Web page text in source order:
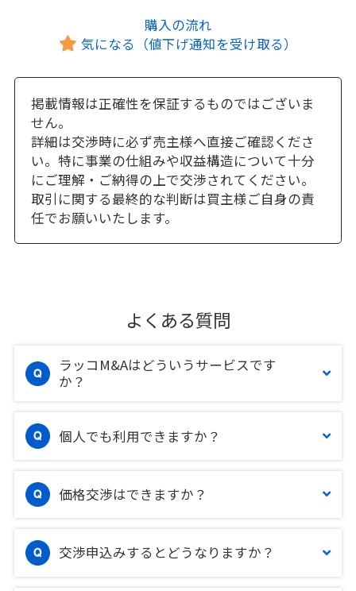
購入の流れ
気になる（値下げ通知を受け取る）
掲載情報は正確性を保証するものではございま
せん。
詳細は交渉時に必ず売主様へ直接ご確認くださ
い。特に事業の仕組みや収益構造について十分
にご理解・ご納得の上で交渉されてください。
取引に関する最終的な判断は買主様ご自身の責
任でお願いいたします。
よくある質問
ラッコM&Aはどういうサービスです
か？
個人でも利用できますか？
価格交渉はできますか？
交渉申込みするとどうなりますか？